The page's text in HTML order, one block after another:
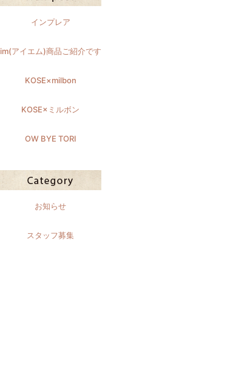
インプレア
im(アイエム)商品ご紹介です
KOSE×milbon
KOSE×ミルボン
OW BYE TORI
お知らせ
スタッフ募集